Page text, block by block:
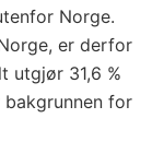
Norge.
er derfor
utgjør 31,6 %
for